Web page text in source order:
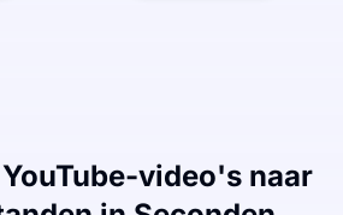
video's naar